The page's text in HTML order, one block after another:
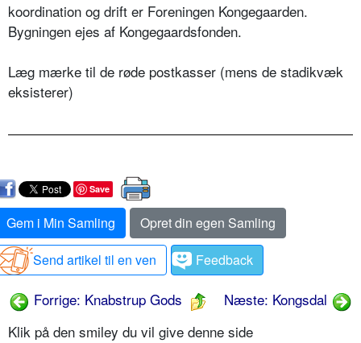
koordination og drift er Foreningen Kongegaarden.
Bygningen ejes af Kongegaardsfonden.
Læg mærke til de røde postkasser (mens de stadikvæk
eksisterer)
Save
Gem i Min Samling
Opret din egen Samling
Send artikel til en ven
Feedback
Forrige: Knabstrup Gods
Næste: Kongsdal
Klik på den smiley du vil give denne side